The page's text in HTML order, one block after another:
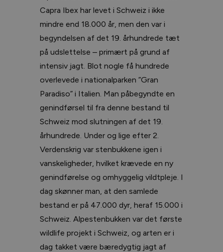
Capra Ibex har levet i Schweiz i ikke
mindre end 18.000 år, men den var i
begyndelsen af det 19. århundrede tæt
på udslettelse – primært på grund af
intensiv jagt. Blot nogle få hundrede
overlevede i nationalparken ”Gran
Paradiso” i Italien. Man påbegyndte en
genindførsel til fra denne bestand til
Schweiz mod slutningen af det 19.
århundrede. Under og lige efter 2.
Verdenskrig var stenbukkene igen i
vanskeligheder, hvilket krævede en ny
genindførelse og omhyggelig vildtpleje. I
dag skønner man, at den samlede
bestand er på 47.000 dyr, heraf 15.000 i
Schweiz. Alpestenbukken var det første
wildlife projekt i Schweiz, og arten er i
dag takket være bæredygtig jagt af